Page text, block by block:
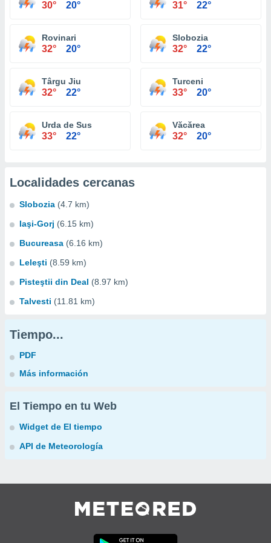
30° 20° 31° 22°
Rovinari
32° 20°
Slobozia
32° 22°
Târgu Jiu
32° 22°
Turceni
33° 20°
Urda de Sus
33° 22°
Văcărea
32° 20°
Localidades cercanas
Slobozia (4.7 km)
Iaşi-Gorj (6.15 km)
Bucureasa (6.16 km)
Leleşti (8.59 km)
Pisteştii din Deal (8.97 km)
Talvesti (11.81 km)
Tiempo...
PDF
Más información
El Tiempo en tu Web
Widget de El tiempo
API de Meteorología